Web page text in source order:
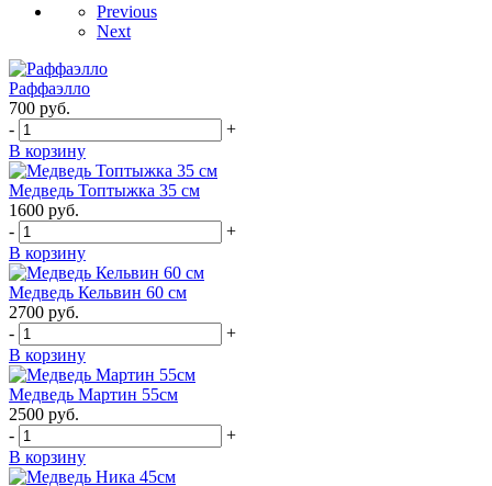
Previous
Next
Раффаэлло
700 руб.
-
+
В корзину
Медведь Топтыжка 35 см
1600 руб.
-
+
В корзину
Медведь Кельвин 60 см
2700 руб.
-
+
В корзину
Медведь Мартин 55см
2500 руб.
-
+
В корзину